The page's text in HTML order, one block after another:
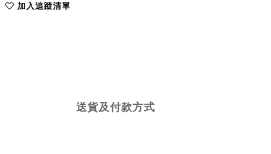
加入追蹤清單
送貨及付款方式